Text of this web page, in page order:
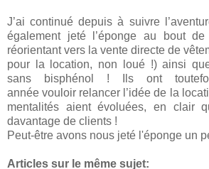
J’ai continué depuis à suivre
également jeté l’éponge au bout
réorientant vers la vente directe de
pour la location, non loué !) ainsi
sans bisphénol ! Ils ont
année vouloir relancer l’idée de la
mentalités aient évoluées, en clair
davantage de clients !
Peut-être avons nous jeté l'éponge un
Articles sur le même sujet: